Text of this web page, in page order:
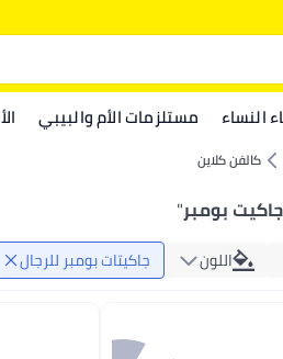
النساء مستلزمات الأم والبيبي
كالفن كلاين
بومبر"
اللون جاكيتات بومبر للرجال